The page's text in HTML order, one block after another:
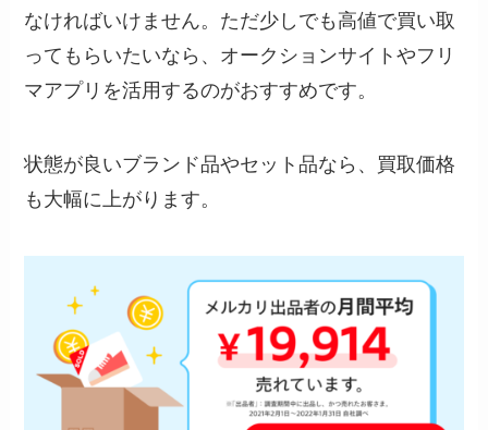
なければいけません。ただ少しでも高値で買い取
ってもらいたいなら、オークションサイトやフリ
マアプリを活用するのがおすすめです。
状態が良いブランド品やセット品なら、買取価格
も大幅に上がります。